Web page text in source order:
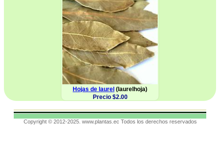
Hojas de laurel (laurelhoja)
Precio $2.00
Copyright © 2012-2025. www.plantas.ec Todos los derechos reservados